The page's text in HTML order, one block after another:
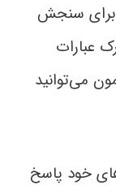
برای سنجش
عبارات
می‌توانید
خود پاسخ